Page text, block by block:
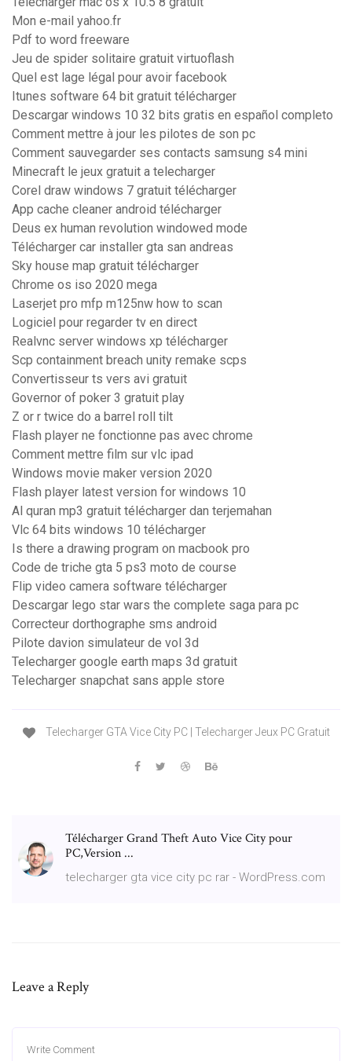
Mon e-mail yahoo.fr
Pdf to word freeware
Jeu de spider solitaire gratuit virtuoflash
Quel est lage légal pour avoir facebook
Itunes software 64 bit gratuit télécharger
Descargar windows 10 32 bits gratis en español completo
Comment mettre à jour les pilotes de son pc
Comment sauvegarder ses contacts samsung s4 mini
Minecraft le jeux gratuit a telecharger
Corel draw windows 7 gratuit télécharger
App cache cleaner android télécharger
Deus ex human revolution windowed mode
Télécharger car installer gta san andreas
Sky house map gratuit télécharger
Chrome os iso 2020 mega
Laserjet pro mfp m125nw how to scan
Logiciel pour regarder tv en direct
Realvnc server windows xp télécharger
Scp containment breach unity remake scps
Convertisseur ts vers avi gratuit
Governor of poker 3 gratuit play
Z or r twice do a barrel roll tilt
Flash player ne fonctionne pas avec chrome
Comment mettre film sur vlc ipad
Windows movie maker version 2020
Flash player latest version for windows 10
Al quran mp3 gratuit télécharger dan terjemahan
Vlc 64 bits windows 10 télécharger
Is there a drawing program on macbook pro
Code de triche gta 5 ps3 moto de course
Flip video camera software télécharger
Descargar lego star wars the complete saga para pc
Correcteur dorthographe sms android
Pilote davion simulateur de vol 3d
Telecharger google earth maps 3d gratuit
Telecharger snapchat sans apple store
Telecharger GTA Vice City PC | Telecharger Jeux PC Gratuit
Télécharger Grand Theft Auto Vice City pour
PC,Version ...
telecharger gta vice city pc rar - WordPress.com
Leave a Reply